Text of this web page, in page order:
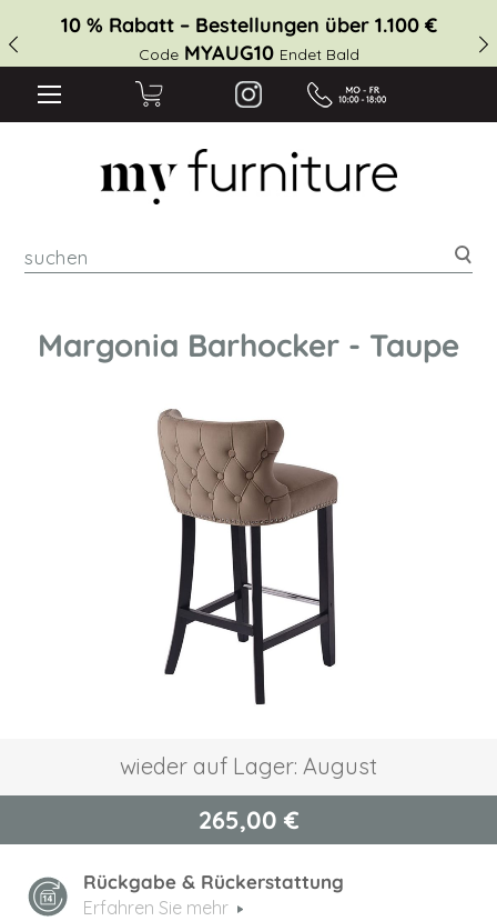
10 % Rabatt – Bestellungen über 1.100 €
CodeMYAUG10 Endet Bald
Margonia Barhocker - Taupe
wieder auf Lager: August
265,00 €
Rückgabe & Rückerstattung
Erfahren Sie mehr
der